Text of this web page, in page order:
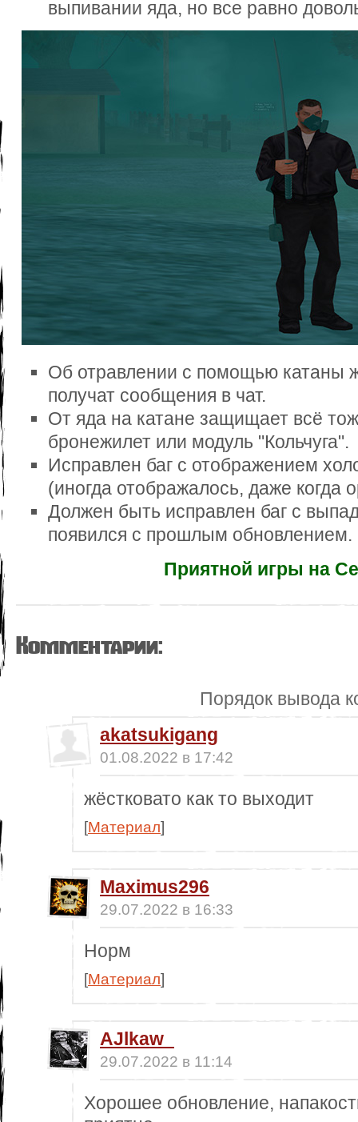
выпивании яда, но все равно
Об отравлении с помощью катаны
получат сообщения в чат.
От яда на катане защищает всё
бронежилет или модуль "Кольчуга".
Исправлен баг с отображением
(иногда отображалось, даже когда
Должен быть исправлен баг с
появился с прошлым обновлением.
Приятной игры на
Комментарии:
Порядок вывода
akatsukigang
01.08.2022 в 17:42
жёстковато как то выходит
[Материал]
Maximus296
29.07.2022 в 16:33
Норм
[Материал]
AJlkaw_
29.07.2022 в 11:14
Хорошее обновление,